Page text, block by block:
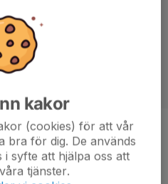
kakor
(cookies) för att vår
bra för dig. De används
syfte att hjälpa oss att
tjänster.